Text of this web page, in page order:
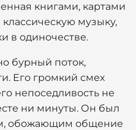
книгами, картами
музыку,
в одиночестве.
бурный поток,
Его громкий смех
непоседливость не
ни минуты. Он был
обожающим общение